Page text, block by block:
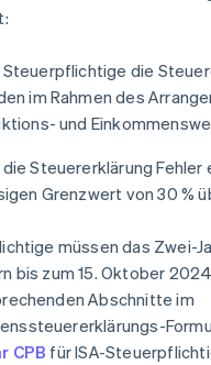
Steuerpflichtige die
im Rahmen des
und
die Steuererklärung Fehler
Grenzwert von 30 %
müssen das Zwei-
bis zum 15. Oktober
Abschnitte im
CPB für ISA-